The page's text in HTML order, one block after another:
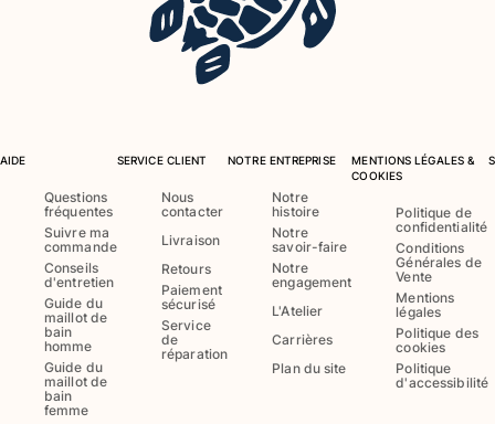
AIDE
Questions
fréquentes
Suivre ma
commande
Conseils
d'entretien
Guide du
maillot de
bain
homme
Guide du
maillot de
bain
femme
SERVICE CLIENT
Nous
contacter
Livraison
Retours
Paiement
sécurisé
Service
de
réparation
NOTRE ENTREPRISE
Notre
histoire
Notre
savoir-faire
Notre
engagement
L'Atelier
Carrières
Plan du site
MENTIONS LÉGALES &
COOKIES
Politique de
confidentialité
Conditions
Générales de
Vente
Mentions
légales
Politique des
cookies
Politique
d'accessibilité